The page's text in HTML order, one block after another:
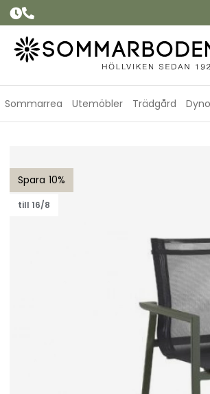
Sommarrea Utemöbler Trädgård
10
till 16/8